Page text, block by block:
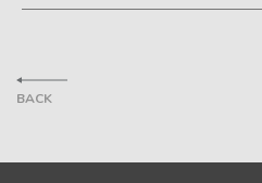
BACK